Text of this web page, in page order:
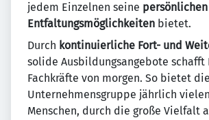
jedem Einzelnen seine persönlichen
Entfaltungsmöglichkeiten bietet.
Durch kontinuierliche Fort- und
solide Ausbildungsangebote schafft
Fachkräfte von morgen. So bietet die
Unternehmensgruppe jährlich
Menschen, durch die große Vielfalt